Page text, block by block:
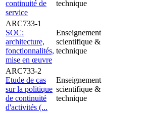
continuité de
service
technique
ARC733-1
SOC:
architecture,
fonctionnalités,
mise en œuvre
Enseignement
scientifique &
technique
ARC733-2
Etude de cas
sur la politique
de continuité
d'activités (...
Enseignement
scientifique &
technique